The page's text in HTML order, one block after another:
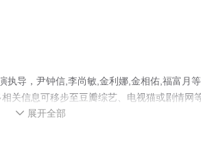
导，尹钟信,李尚敏,金利娜,金相佑,福富月
关信息可移步至豆瓣综艺、电视猫或剧情网
 展开全部